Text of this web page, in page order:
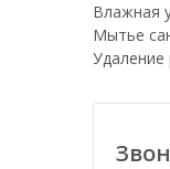
Влажная
Мытье
Удаление